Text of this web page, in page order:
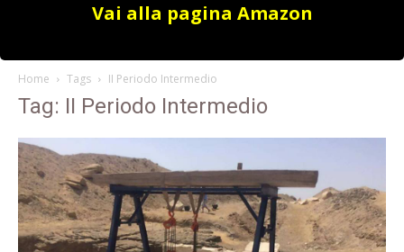
Vai alla pagina Amazon
Home Tags II Periodo Intermedio
Tag: II Periodo Intermedio